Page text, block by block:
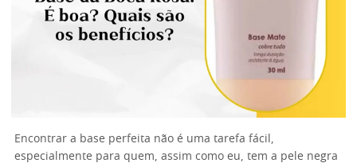
Encontrar a base perfeita não é uma tarefa fácil,
especialmente para quem, assim como eu, tem a pele negra